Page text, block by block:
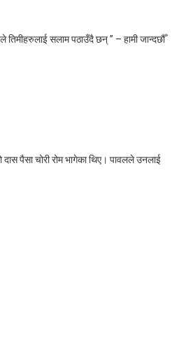
सलाम पठाउँदै छन् ” – हामी जान्दछौँ
पैसा चोरी रोम भागेका थिए। पावलले उनलाई